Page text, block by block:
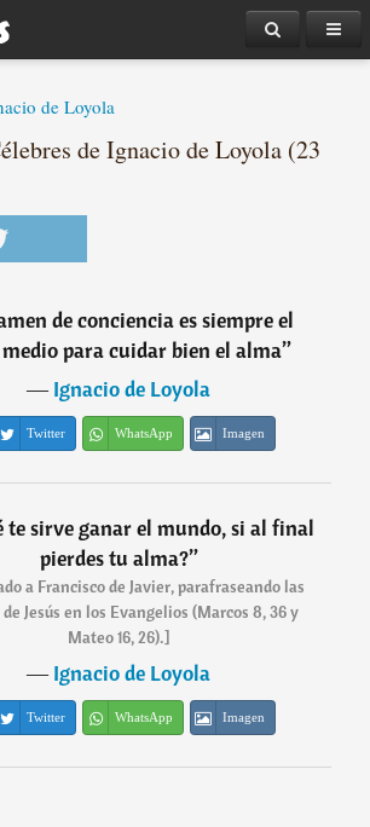
de Loyola
de Ignacio de Loyola (23
de conciencia es siempre el
para cuidar bien el alma”
―Ignacio de Loyola
Twitter WhatsApp Imagen
te sirve ganar el mundo, si al final
pierdes tu alma?”
a Francisco de Javier, parafraseando las
Jesús en los Evangelios (Marcos 8, 36 y
Mateo 16, 26).]
―Ignacio de Loyola
Twitter WhatsApp Imagen